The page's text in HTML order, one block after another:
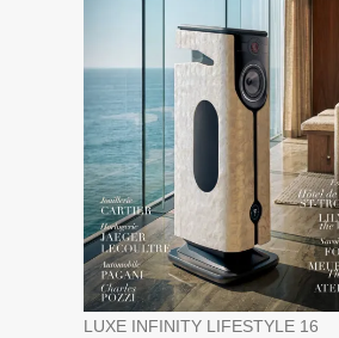
LUXE INFINITY LIFESTYLE 16